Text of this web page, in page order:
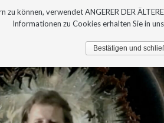
können, verwendet ANGERER DER
Informationen zu Cookies erhalten Sie in
Bestätigen und